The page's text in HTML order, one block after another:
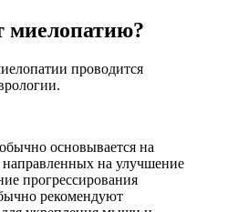
миелопатию?
проводится
основывается на
на улучшение
прогрессирования
рекомендуют